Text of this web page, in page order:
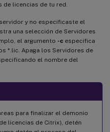
licencias de tu red.
y no especificaste el
una selección de Servidores
el argumento -c especifica
*.lic. Apaga los Servidores de
el nombre del
para finalizar el demonio
licencias de Citrix), detén